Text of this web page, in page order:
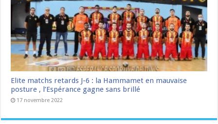
Elite matchs retards J-6 : la Hammamet en mauvaise
posture , l’Espérance gagne sans brillé
17 novembre 2022